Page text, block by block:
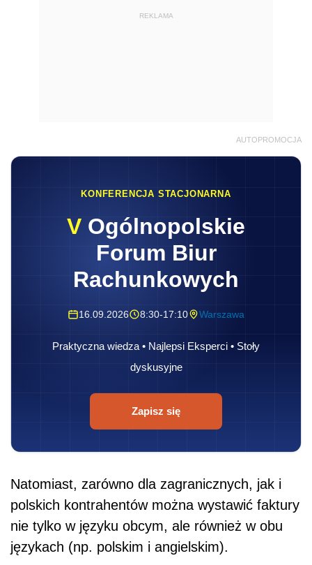
REKLAMA
AUTOPROMOCJA
KONFERENCJA STACJONARNA
V Ogólnopolskie
Forum Biur
Rachunkowych
16.09.2026 8:30-17:10 Warszawa
Praktyczna wiedza • Najlepsi Eksperci • Stoły
dyskusyjne
Zapisz się
Natomiast, zarówno dla zagranicznych, jak i
polskich kontrahentów można wystawić faktury
nie tylko w języku obcym, ale również w obu
językach (np. polskim i angielskim).